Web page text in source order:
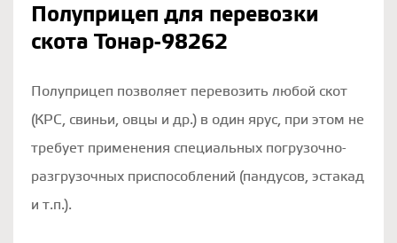
Полуприцеп для перевозки
скота Тонар-98262
Полуприцеп позволяет перевозить любой скот
(КРС, свиньи, овцы и др.) в один ярус, при этом не
требует применения специальных погрузочно-
разгрузочных приспособлений (пандусов, эстакад
и т.п.).